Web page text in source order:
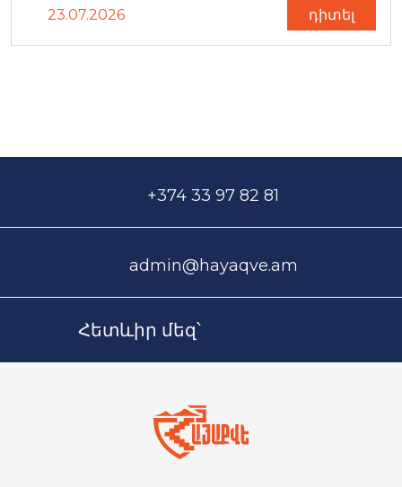
23.07.2026 դիտել
+374 33 97 82 81
admin@hayaqve.am
Հետևիր մեզ՝